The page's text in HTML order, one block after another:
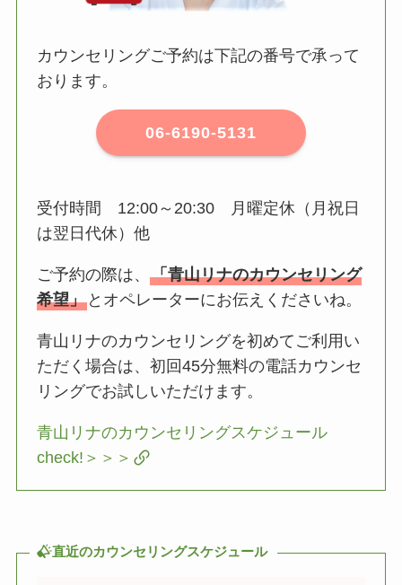
カウンセリングご予約は下記の番号で承って
おります。
06-6190-5131
受付時間 12:00～20:30 月曜定休（月祝日
は翌日代休）他
ご予約の際は、「青山リナのカウンセリング
希望」 とオペレーターにお伝えくださいね。
青山リナのカウンセリングを初めてご利用い
ただく場合は、初回45分無料の電話カウンセ
リングでお試しいただけます。
青山リナのカウンセリングスケジュール
check!＞＞＞
直近のカウンセリングスケジュール